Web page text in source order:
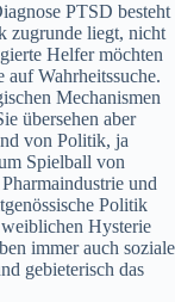
PTSD besteht
zugrunde liegt, nicht
Helfer möchten
Wahrheitssuche.
Mechanismen
übersehen aber
von Politik, ja
Spielball von
und
Politik
Hysterie
immer auch soziale
gebieterisch das